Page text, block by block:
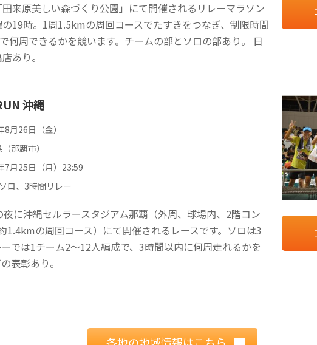
来原美しい森づくり公園」にて開催されるリレーマラソン
19時。1周1.5kmの周回コースでたすきをつなぎ、制限時間
何周できるかを競います。チームの部とソロの部あり。 日
あり。
沖縄
8月26日（金）
那覇市）
7月25日（月）23:59
ロ、3時間リレー
に沖縄セルラースタジアム那覇（外周、球場内、2階コン
1.4kmの周回コース）にて開催されるレースです。ソロは3
では1チーム2～12人編成で、3時間以内に何周走れるかを
表彰あり。